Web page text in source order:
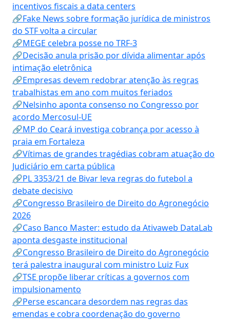
incentivos fiscais a data centers
🔗Fake News sobre formação jurídica de ministros
do STF volta a circular
🔗MEGE celebra posse no TRF-3
🔗Decisão anula prisão por dívida alimentar após
intimação eletrônica
🔗Empresas devem redobrar atenção às regras
trabalhistas em ano com muitos feriados
🔗Nelsinho aponta consenso no Congresso por
acordo Mercosul-UE
🔗MP do Ceará investiga cobrança por acesso à
praia em Fortaleza
🔗Vítimas de grandes tragédias cobram atuação do
Judiciário em carta pública
🔗PL 3353/21 de Bivar leva regras do futebol a
debate decisivo
🔗Congresso Brasileiro de Direito do Agronegócio
2026
🔗Caso Banco Master: estudo da Ativaweb DataLab
aponta desgaste institucional
🔗Congresso Brasileiro de Direito do Agronegócio
terá palestra inaugural com ministro Luiz Fux
🔗TSE propõe liberar críticas a governos com
impulsionamento
🔗Perse escancara desordem nas regras das
emendas e cobra coordenação do governo